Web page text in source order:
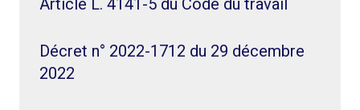
Article L. 4141-5 du Code du travail
Décret n° 2022-1712 du 29 décembre
2022